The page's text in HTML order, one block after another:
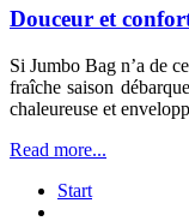
Douceur et
Si Jumbo Bag n’a de
fraîche saison
chaleureuse et
Read more...
Start